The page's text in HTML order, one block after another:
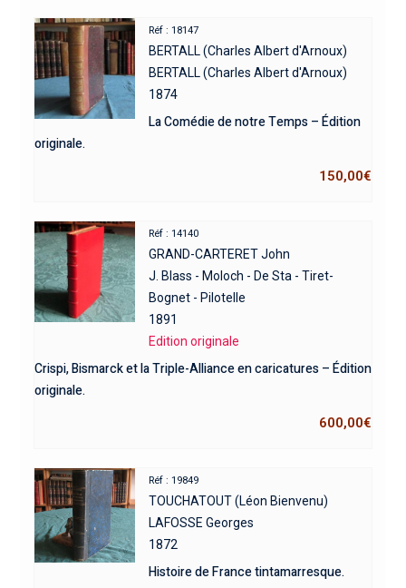
Réf : 18147
BERTALL (Charles Albert d'Arnoux)
BERTALL (Charles Albert d'Arnoux)
1874
La Comédie de notre Temps – Édition
originale.
150,00€
Réf : 14140
GRAND-CARTERET John
J. Blass - Moloch - De Sta - Tiret-
Bognet - Pilotelle
1891
Edition originale
Crispi, Bismarck et la Triple-Alliance en caricatures – Édition
originale.
600,00€
Réf : 19849
TOUCHATOUT (Léon Bienvenu)
LAFOSSE Georges
1872
Histoire de France tintamarresque.